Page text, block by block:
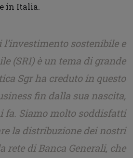
in Italia.
l’investimento sostenibile e
(SRI) è un tema di grande
Sgr ha creduto in questo
fin dalla sua nascita,
fa. Siamo molto soddisfatti
la distribuzione dei nostri
rete di Banca Generali, che